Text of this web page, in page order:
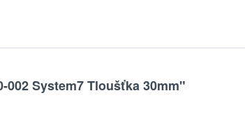
002 System7 Tloušťka 30mm"